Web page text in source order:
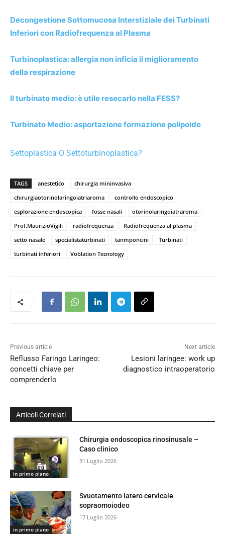
Decongestione Sottomucosa Interstiziale dei Turbinati
Inferiori con Radiofrequenza al Plasma
Turbinoplastica: allergia non inficia il miglioramento
della respirazione
Il turbinato medio: è utile resecarlo nella FESS?
Turbinato Medio: asportazione formazione polipoide
Settoplastica O Settoturbinoplastica?
TAGS anestetico
chirurgia mininvasiva
chirurgiaotorinolaringoiatriaroma
controllo endoscopico
esplorazione endoscopica
fosse nasali
otorinolaringoiatraroma
Prof.MaurizioVigili
radiofrequenza
Radiofrequenza al plasma
setto nasale
specialistaturbinati tanmponcini
Turbinati
turbinati inferiori
Voblation Tecnology
Previous article
Reflusso Faringo Laringeo:
concetti chiave per
comprenderlo
Next article
Lesioni laringee: work up
diagnostico intraoperatorio
Articoli Correlati
in primo piano
Chirurgia endoscopica rinosinusale –
Caso clinico
31 Luglio 2026
in primo piano
Svuotamento latero cervicale
sopraomoiodeo
17 Luglio 2026